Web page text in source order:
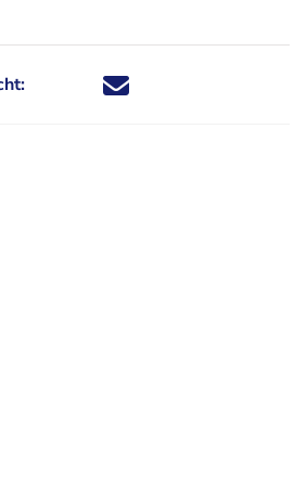
Deel dit nieuwsbericht via X -
Deel dit nieuwsbericht via
Deel dit nieuwsbericht
Deel dit
- U verlaat Rechtspraak.nl
- U verlaat Rechtspraak.nl
- U verlaat Rechtspraak.nl
Youtube - U verlaat Rechtspraak.nl
op LinkedIn - U verlaat
op de hoogte' nieuwsbrief - U verlaat